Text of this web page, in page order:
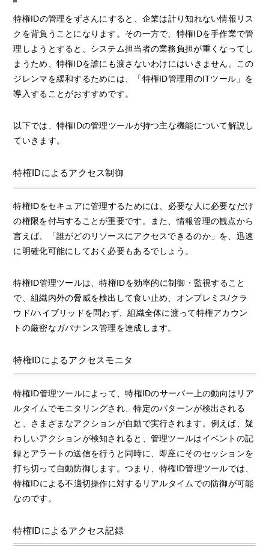
特権IDの管理をずさんにすると、企業は計り知れない情報リス
クを背負うことになります。その一方で、特権IDを手作業で管
理しようとすると、システム担当者の業務負担が重くなってし
まうため、特権IDを誰にも渡さないわけにはいきません。この
ジレンマを緩和するためには、「特権ID管理用のITツール」を
導入することがおすすめです。
以下では、特権IDの管理ツールが持つ主な機能について解説し
ていきます。
特権IDによるアクセス制御
特権IDをセキュアに管理するためには、必要な人に必要なだけ
の権限を付与することが重要です。また、情報管理の観点から
言えば、「誰がどのリソースにアクセスできるのか」を、迅速
に明確化可能にしておく必要もあるでしょう。
特権ID管理ツールは、特権IDを効率的に制御・監視すること
で、組織内外の脅威を検出して食い止め、オンプレミス/クラ
ウド/ハイブリッドを問わず、組織全体に渡って特権アカウン
トの厳密なガバナンス管理を達成します。
特権IDによるアクセスモニタ
特権ID管理ツールによって、特権IDのサーバー上の動向はリア
ルタイムでモニタリングされ、特定のパターンが検出される
と、さまざまなアクションが自動で実行されます。例えば、疑
わしいアクションが検知されると、管理ツールはイベントの記
録とアラートの送信を行うと同時に、即座にそのセッションを
打ち切って自動防御します。つまり、特権ID管理ツールでは、
特権IDによる不適切操作に対するリアルタイムでの防御が可能
なのです。
特権IDによるアクセス記録